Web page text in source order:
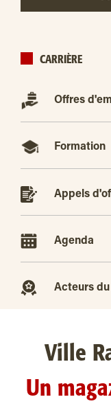
CARRIÈRE
Offres
Formation
Appels
Agenda
Acteurs
Ville
Un